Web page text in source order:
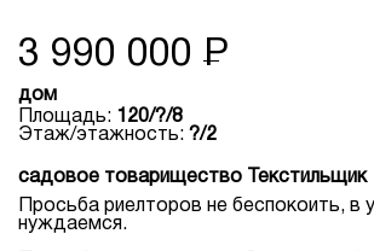
3 990 000 Р
дом
Площадь: 120/?/8
Этаж/этажность: ?/2
садовое товарищество Текстильщик
Просьба риелторов не беспокоить, в
нуждаемся.